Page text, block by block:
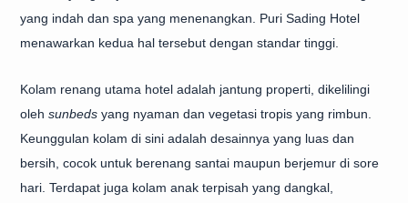
yang indah dan spa yang menenangkan. Puri Sading Hotel
menawarkan kedua hal tersebut dengan standar tinggi.
Kolam renang utama hotel adalah jantung properti, dikelilingi
oleh sunbeds yang nyaman dan vegetasi tropis yang rimbun.
Keunggulan kolam di sini adalah desainnya yang luas dan
bersih, cocok untuk berenang santai maupun berjemur di sore
hari. Terdapat juga kolam anak terpisah yang dangkal,